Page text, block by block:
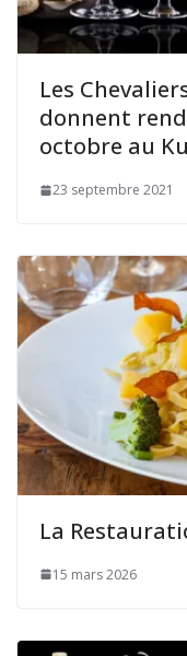
Les
donnent
octobre au
23 septembre 2021
La
15 mars 2026